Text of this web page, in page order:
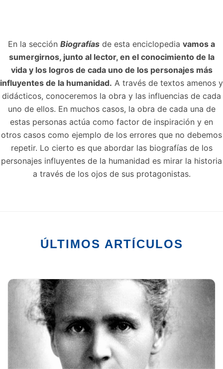
En la sección Biografías de esta enciclopedia vamos a
sumergirnos, junto al lector, en el conocimiento de la
vida y los logros de cada uno de los personajes más
influyentes de la humanidad. A través de textos amenos y
didácticos, conoceremos la obra y las influencias de cada
uno de ellos. En muchos casos, la obra de cada una de
estas personas actúa como factor de inspiración y en
otros casos como ejemplo de los errores que no debemos
repetir. Lo cierto es que abordar las biografías de los
personajes influyentes de la humanidad es mirar la historia
a través de los ojos de sus protagonistas.
ÚLTIMOS ARTÍCULOS